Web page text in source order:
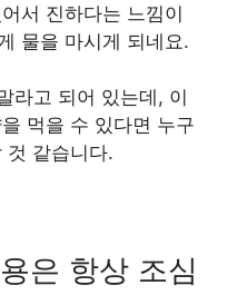
서 진하다는 느낌이
물을 마시게 되네요.
라고 되어 있는데, 이
먹을 수 있다면 누구
것 같습니다.
은 항상 조심